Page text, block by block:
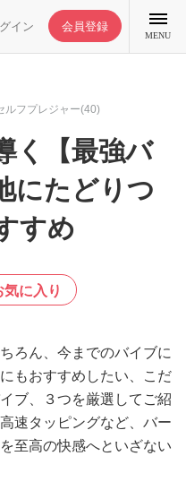
イン 会員登録
MENU
ルフプレジャー(40)
く【最強バ
にたどりつ
すめ
気に入り
ろん、今までのバイブに
もおすすめしたい、こだ
ブ、３つを厳選してご紹
速タッピングなど、バー
至高の快感へといざない